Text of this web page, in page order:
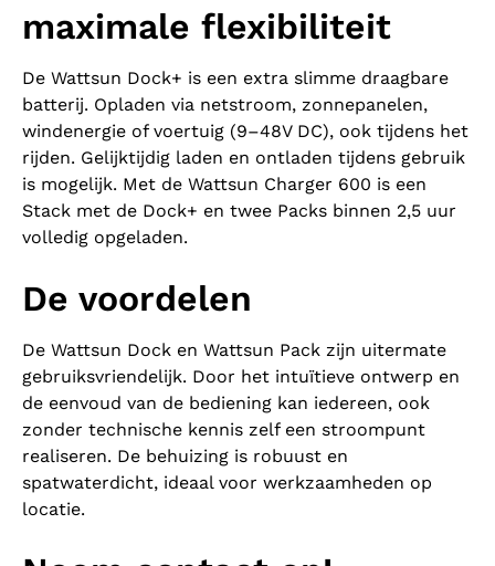
maximale flexibiliteit
De Wattsun Dock+ is een extra slimme draagbare
batterij. Opladen via netstroom, zonnepanelen,
windenergie of voertuig (9–48V DC), ook tijdens het
rijden. Gelijktijdig laden en ontladen tijdens gebruik
is mogelijk. Met de Wattsun Charger 600 is een
Stack met de Dock+ en twee Packs binnen 2,5 uur
volledig opgeladen.
De voordelen
De Wattsun Dock en Wattsun Pack zijn uitermate
gebruiksvriendelijk. Door het intuïtieve ontwerp en
de eenvoud van de bediening kan iedereen, ook
zonder technische kennis zelf een stroompunt
realiseren. De behuizing is robuust en
spatwaterdicht, ideaal voor werkzaamheden op
locatie.